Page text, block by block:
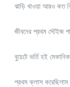
ঝাড়ি খাওয়া আরও কত
জীবনের প্রথম স্টেইজ
বুয়েটে ভর্তি হই
প্রথম ক্লাস করেছিলাম